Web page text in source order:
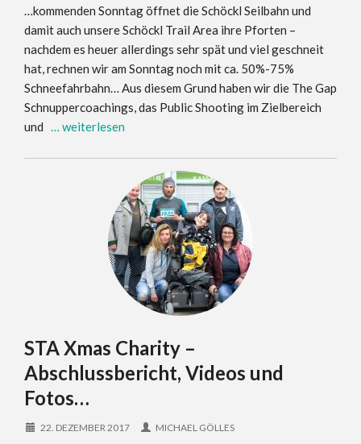
…kommenden Sonntag öffnet die Schöckl Seilbahn und
damit auch unsere Schöckl Trail Area ihre Pforten –
nachdem es heuer allerdings sehr spät und viel geschneit
hat, rechnen wir am Sonntag noch mit ca. 50%-75%
Schneefahrbahn… Aus diesem Grund haben wir die The Gap
Schnuppercoachings, das Public Shooting im Zielbereich
und … weiterlesen
STA Xmas Charity –
Abschlussbericht, Videos und
Fotos…
22. DEZEMBER 2017 MICHAEL GÖLLES